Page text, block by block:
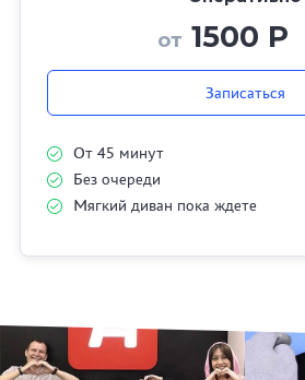
от 1500 Р
Записаться
От 45 минут
Без очереди
Мягкий диван пока ждете